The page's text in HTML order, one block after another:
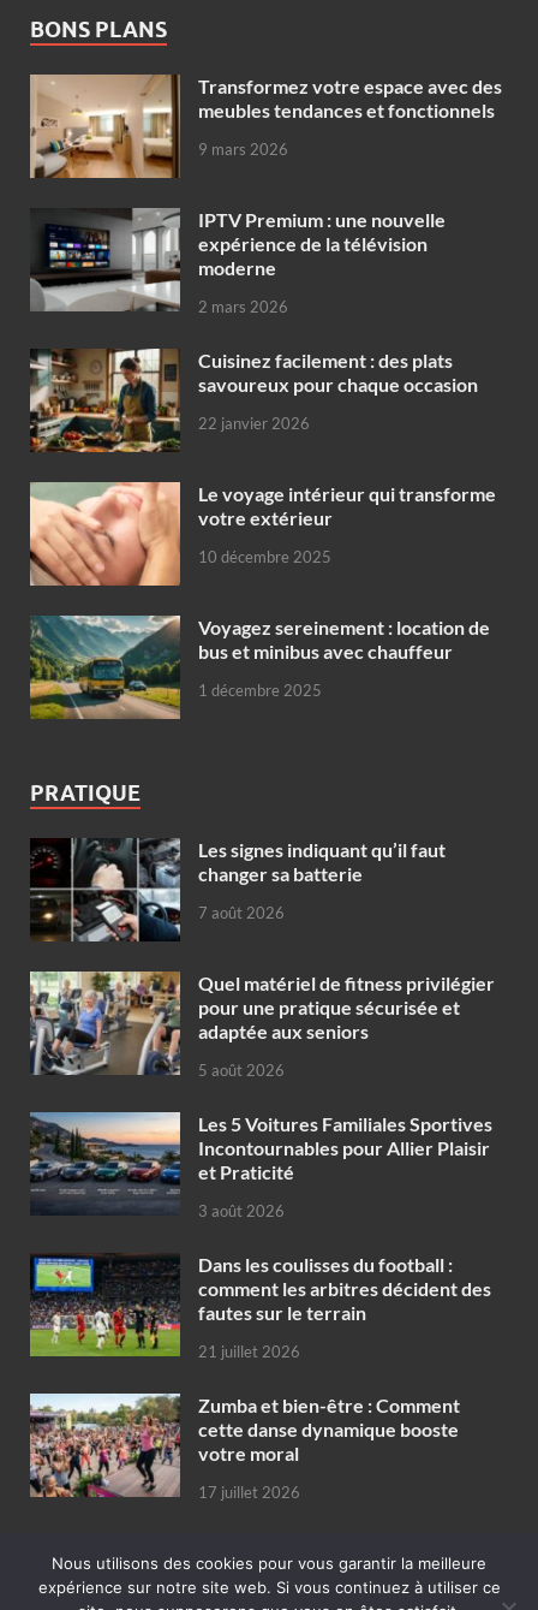
BONS PLANS
Transformez votre espace avec des
meubles tendances et fonctionnels
9 mars 2026
IPTV Premium : une nouvelle
expérience de la télévision
moderne
2 mars 2026
Cuisinez facilement : des plats
savoureux pour chaque occasion
22 janvier 2026
Le voyage intérieur qui transforme
votre extérieur
10 décembre 2025
Voyagez sereinement : location de
bus et minibus avec chauffeur
1 décembre 2025
PRATIQUE
Les signes indiquant qu’il faut
changer sa batterie
7 août 2026
Quel matériel de fitness privilégier
pour une pratique sécurisée et
adaptée aux seniors
5 août 2026
Les 5 Voitures Familiales Sportives
Incontournables pour Allier Plaisir
et Praticité
3 août 2026
Dans les coulisses du football :
comment les arbitres décident des
fautes sur le terrain
21 juillet 2026
Zumba et bien-être : Comment
cette danse dynamique booste
votre moral
17 juillet 2026
Copyright © 2026publicité en ligne concept de promotion pour
Nous utilisons des cookies pour vous garantir la meilleure
expérience sur notre site web. Si vous continuez à utiliser ce